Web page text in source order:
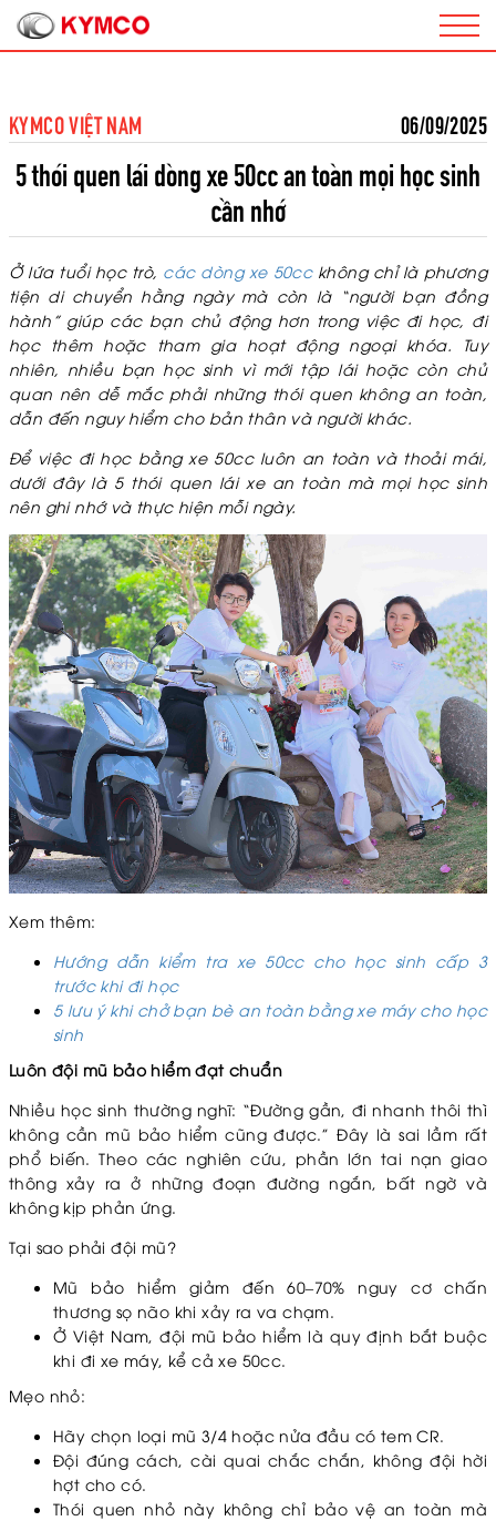
KYMCO VIỆT NAM 06/09/2025
5 thói quen lái dòng xe 50cc an toàn mọi học sinh
cần nhớ
Ở lứa tuổi học trò, các dòng xe 50cckhông chỉ là phương
tiện di chuyển hằng ngày mà còn là “người bạn đồng
hành” giúp các bạn chủ động hơn trong việc đi học, đi
học thêm hoặc tham gia hoạt động ngoại khóa. Tuy
nhiên, nhiều bạn học sinh vì mới tập lái hoặc còn chủ
quan nên dễ mắc phải những thói quen không an toàn,
dẫn đến nguy hiểm cho bản thân và người khác.
Để việc đi học bằng xe 50cc luôn an toàn và thoải mái,
dưới đây là 5 thói quen lái xe an toàn mà mọi học sinh
nên ghi nhớ và thực hiện mỗi ngày.
Xem thêm:
Hướng dẫn kiểm tra xe 50cc cho học sinh cấp 3
trước khi đi học
5 lưu ý khi chở bạn bè an toàn bằng xe máy cho học
sinh
Luôn đội mũ bảo hiểm đạt chuẩn
Nhiều học sinh thường nghĩ: “Đường gần, đi nhanh thôi thì
không cần mũ bảo hiểm cũng được.” Đây là sai lầm rất
phổ biến. Theo các nghiên cứu, phần lớn tai nạn giao
thông xảy ra ở những đoạn đường ngắn, bất ngờ và
không kịp phản ứng.
Tại sao phải đội mũ?
Mũ bảo hiểm giảm đến 60–70% nguy cơ chấn
thương sọ não khi xảy ra va chạm.
Ở Việt Nam, đội mũ bảo hiểm là quy định bắt buộc
khi đi xe máy, kể cả xe 50cc.
Mẹo nhỏ:
Hãy chọn loại mũ 3/4 hoặc nửa đầu có tem CR.
Đội đúng cách, cài quai chắc chắn, không đội hời
hợt cho có.
Thói quen nhỏ này không chỉ bảo vệ an toàn mà